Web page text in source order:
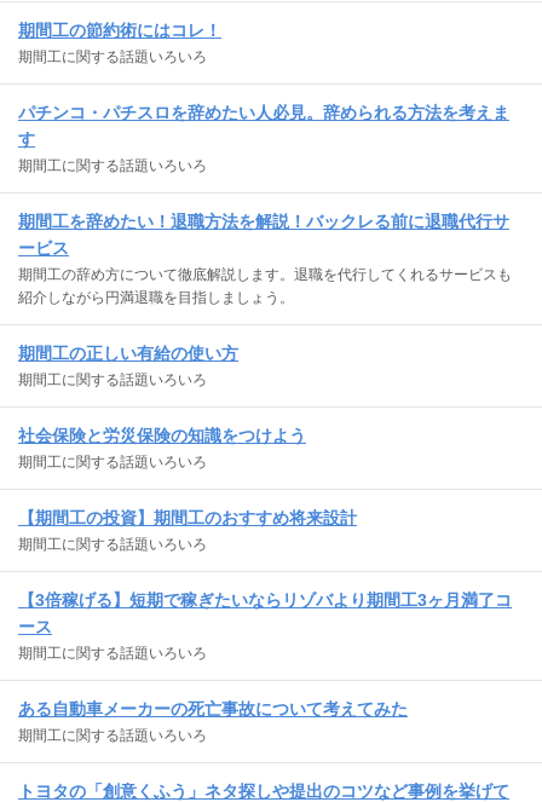
期間工の節約術にはコレ！
期間工に関する話題いろいろ
パチンコ・パチスロを辞めたい人必見。辞められる方法を考えま
す
期間工に関する話題いろいろ
期間工を辞めたい！退職方法を解説！バックレる前に退職代行サ
ービス
期間工の辞め方について徹底解説します。退職を代行してくれるサービスも
紹介しながら円満退職を目指しましょう。
期間工の正しい有給の使い方
期間工に関する話題いろいろ
社会保険と労災保険の知識をつけよう
期間工に関する話題いろいろ
【期間工の投資】期間工のおすすめ将来設計
期間工に関する話題いろいろ
【3倍稼げる】短期で稼ぎたいならリゾバより期間工3ヶ月満了コ
ース
期間工に関する話題いろいろ
ある自動車メーカーの死亡事故について考えてみた
期間工に関する話題いろいろ
トヨタの「創意くふう」ネタ探しや提出のコツなど事例を挙げて